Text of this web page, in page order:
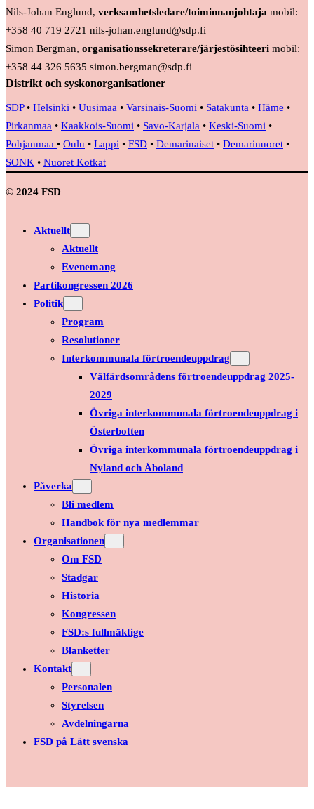
Nils-Johan Englund, verksamhetsledare/toiminnanjohtaja mobil:
+358 40 719 2721 nils-johan.englund@sdp.fi
Simon Bergman, organisationssekreterare/järjestösihteeri mobil:
+358 44 326 5635 simon.bergman@sdp.fi
Distrikt och syskonorganisationer
SDP• Helsinki • Uusimaa • Varsinais-Suomi • Satakunta • Häme •
Pirkanmaa • Kaakkois-Suomi • Savo-Karjala • Keski-Suomi •
Pohjanmaa • Oulu • Lappi • FSD • Demarinaiset • Demarinuoret •
SONK • Nuoret Kotkat
© 2024 FSD
Aktuellt
Aktuellt
Evenemang
Partikongressen 2026
Politik
Program
Resolutioner
Interkommunala förtroendeuppdrag
Välfärdsområdens förtroendeuppdrag 2025-
2029
Övriga interkommunala förtroendeuppdrag i
Österbotten
Övriga interkommunala förtroendeuppdrag i
Nyland och Åboland
Påverka
Bli medlem
Handbok för nya medlemmar
Organisationen
Om FSD
Stadgar
Historia
Kongressen
FSD:s fullmäktige
Blanketter
Kontakt
Personalen
Styrelsen
Avdelningarna
FSD på Lätt svenska